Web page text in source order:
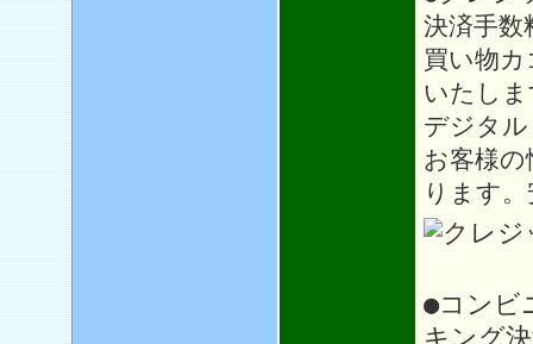
決済手数
買い物
いたし
デジタ
お客様
ります
●コンビ
キング